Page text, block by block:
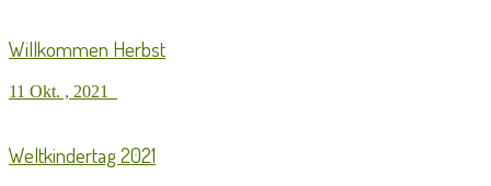
Willkommen Herbst
11 Okt. , 2021
Weltkindertag 2021